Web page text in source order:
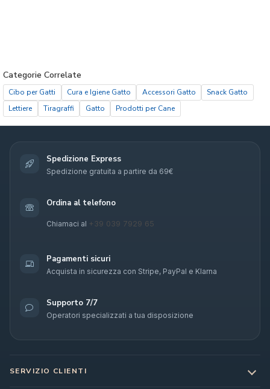
Categorie Correlate
Cibo per Gatti Cura e Igiene Gatto Accessori Gatto
Snack Gatto
Lettiere
Tiragraffi Gatto Prodotti per Cane
Spedizione Express
Spedizione gratuita a partire da 69€
Ordina al telefono
Chiamaci al +39 039 7929 65
Pagamenti sicuri
Acquista in sicurezza con Stripe, PayPal e Klarna
Supporto 7/7
Operatori specializzati a tua disposizione
SERVIZIO CLIENTI